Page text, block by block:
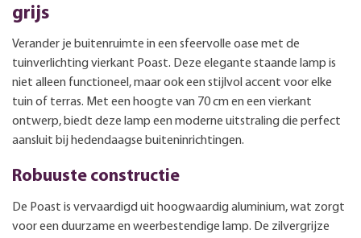
grijs
Verander je buitenruimte in een sfeervolle oase met de
tuinverlichting vierkant Poast. Deze elegante staande lamp is
niet alleen functioneel, maar ook een stijlvol accent voor elke
tuin of terras. Met een hoogte van 70 cm en een vierkant
ontwerp, biedt deze lamp een moderne uitstraling die perfect
aansluit bij hedendaagse buiteninrichtingen.
Robuuste constructie
De Poast is vervaardigd uit hoogwaardig aluminium, wat zorgt
voor een duurzame en weerbestendige lamp. De zilvergrijze